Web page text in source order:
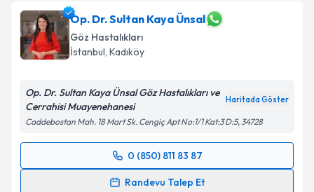
takvim hazırlandığında e-posta ile bilgilendireceğiz.
E-posta Adresiniz
Kişisel verilerimin işlenmesine ilişkin
Metni'ni okudum ve kişisel verilerimin belirtilen
kapsamda işlenmesini kabul ediyorum.
Takvim Talebini Gönder
Op. Dr. Sultan Kaya Ünsal
Göz Hastalıkları
İstanbul, Kadıköy
Op. Dr. Sultan Kaya Ünsal Göz Hastalıkları ve
Cerrahisi Muayenehanesi
Haritada Göster
Caddebostan Mah. 18 Mart Sk. Cengiç Apt No:1/1 Kat:3 D:5, 34728
0 (850) 811 83 87
Randevu Talep Et
Randevu Takvimi Talebi